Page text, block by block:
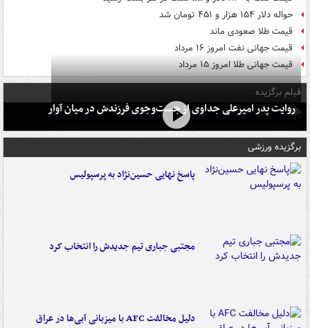
حواله دلار ۱۵۴ هزار و ۴۵۱ تومان شد
قیمت طلا صعودی ماند
قیمت جهانی نفت امروز ۱۶ مرداد
قیمت جهانی طلا امروز ۱۵ مرداد
فیلم برگزیده
روایت پدر امیرعلی جداوی از جست‌وجوی فرزندش در میان آوار
برگزیده ورزشی
پاسخ نهایی حسین‌نژاد به پرسپولیس
مجتبی جباری تیم جدیدش را انتخاب کرد
دلیل مخالفت AFC با میزبانی آبی‌ها در عراق